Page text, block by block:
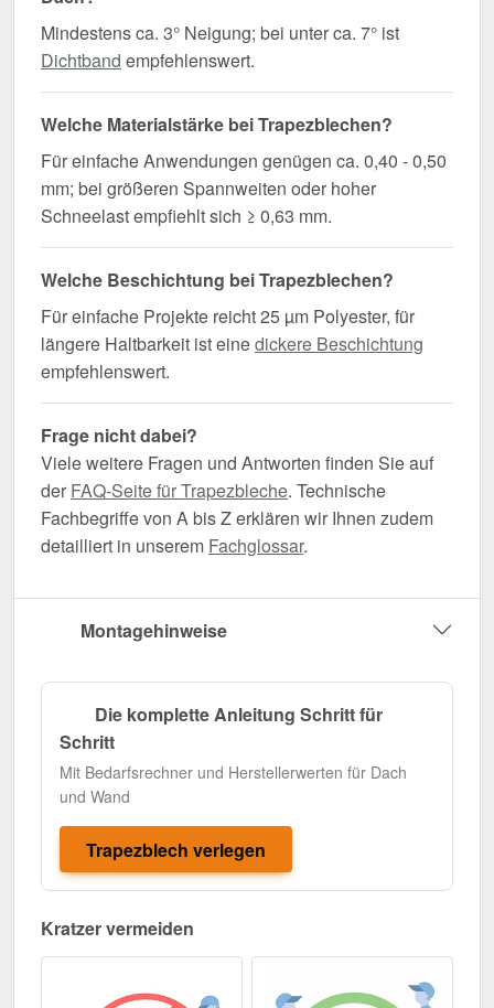
Mindestens ca. 3° Neigung; bei unter ca. 7° ist
Dichtband empfehlenswert.
Welche Materialstärke bei Trapezblechen?
Für einfache Anwendungen genügen ca. 0,40 - 0,50
mm; bei größeren Spannweiten oder hoher
Schneelast empfiehlt sich ≥ 0,63 mm.
Welche Beschichtung bei Trapezblechen?
Für einfache Projekte reicht 25 µm Polyester, für
längere Haltbarkeit ist einedickere Beschichtung
empfehlenswert.
Frage nicht dabei?
Viele weitere Fragen und Antworten finden Sie auf
der FAQ-Seite für Trapezbleche. Technische
Fachbegriffe von A bis Z erklären wir Ihnen zudem
detailliert in unserem Fachglossar.
Montagehinweise
Die komplette Anleitung Schritt für
Schritt
Mit Bedarfsrechner und Herstellerwerten für Dach
und Wand
Trapezblech verlegen
Kratzer vermeiden